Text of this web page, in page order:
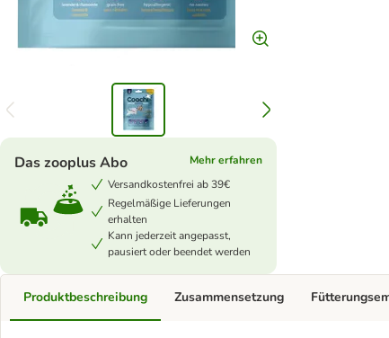
Das zooplus Abo
Mehr erfahren
Versandkostenfrei ab 39€
Regelmäßige Lieferungen
erhalten
Kann jederzeit angepasst,
pausiert oder beendet werden
Produktbeschreibung Zusammensetzung